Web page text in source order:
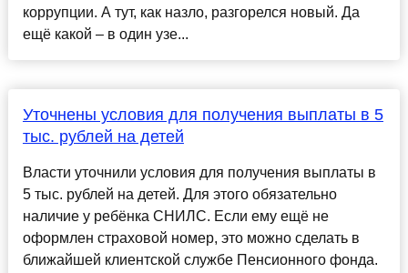
коррупции. А тут, как назло, разгорелся новый. Да
ещё какой – в один узе...
Уточнены условия для получения выплаты в 5
тыс. рублей на детей
Власти уточнили условия для получения выплаты в
5 тыс. рублей на детей. Для этого обязательно
наличие у ребёнка СНИЛС. Если ему ещё не
оформлен страховой номер, это можно сделать в
ближайшей клиентской службе Пенсионного фонда.